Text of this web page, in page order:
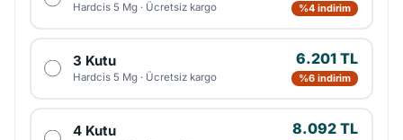
Hardcis 5 Mg · Ücretsiz kargo %4 indirim
3 Kutu
Hardcis 5 Mg · Ücretsiz kargo
6.201 TL
%6 indirim
4 Kutu 8.092 TL